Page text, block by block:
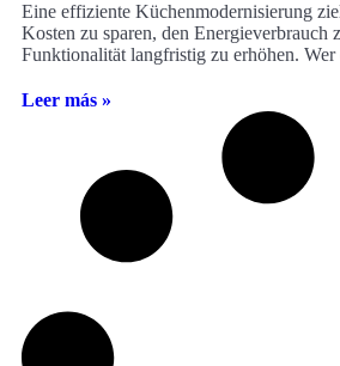
Eine effiziente Küchenmodernisierung
Kosten zu sparen, den Energieverbrauch
Funktionalität langfristig zu erhöhen.
Leer más »